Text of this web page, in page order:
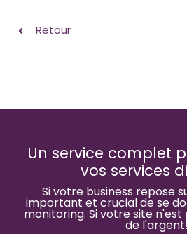
Retour
Un service complet
vos services
Si votre business repose
important et crucial de se
monitoring. Si votre site n'est
de l'argent!